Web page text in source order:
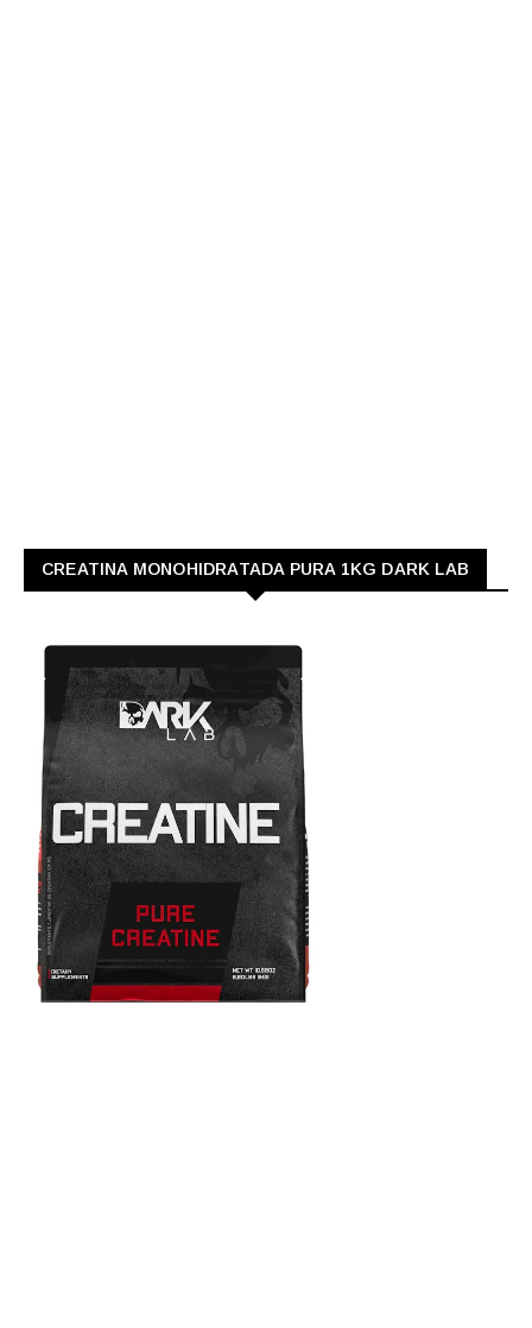
CREATINA MONOHIDRATADA PURA 1KG DARK LAB